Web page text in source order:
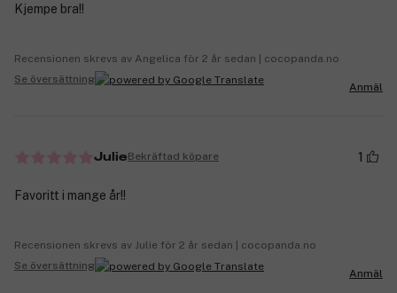
Kjempe bra!!
Recensionen skrevs av Angelica för 2 år sedan | cocopanda.no
Se översättning
Anmäl
JulieBekräftad köpare 1
Favoritt i mange år!!
Recensionen skrevs av Julie för 2 år sedan | cocopanda.no
Se översättning
Anmäl